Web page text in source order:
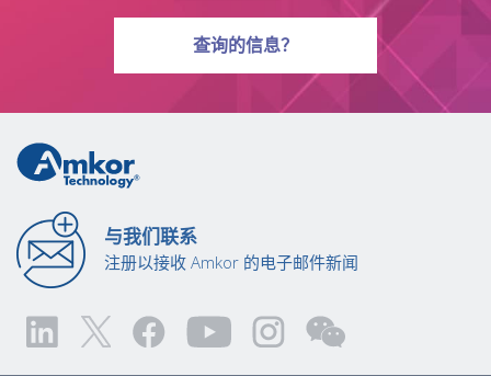
查询有关问题
的信息？
与我们联系
注册以接收 Amkor 的电子邮件新闻